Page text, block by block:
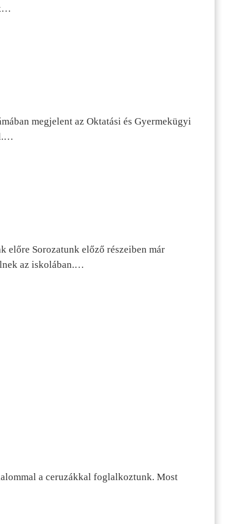
megjelent az Oktatási és Gyermekügyi
előre Sorozatunk előző részeiben már
az iskolában.…
a ceruzákkal foglalkoztunk. Most